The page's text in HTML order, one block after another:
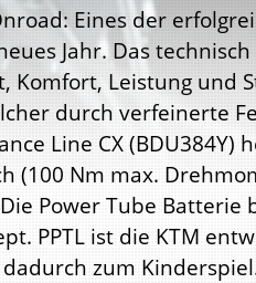
Eines der
Jahr. Das
Leistung und
durch verfeinerte
Line CX
(100 Nm max.
Power Tube
PPTL ist die KTM
zum